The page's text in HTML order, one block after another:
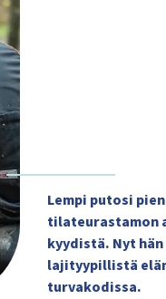
Lempi putosi
tilateurastamon
kyydistä. Nyt hän
lajityypillistä
turvakodissa.